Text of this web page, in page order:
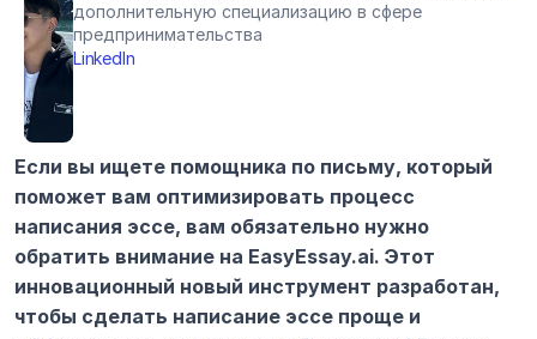
дополнительную специализацию в сфере
предпринимательства
LinkedIn
Если вы ищете помощника по письму, который
поможет вам оптимизировать процесс
написания эссе, вам обязательно нужно
обратить внимание на EasyEssay.ai. Этот
инновационный новый инструмент разработан,
чтобы сделать написание эссе проще и